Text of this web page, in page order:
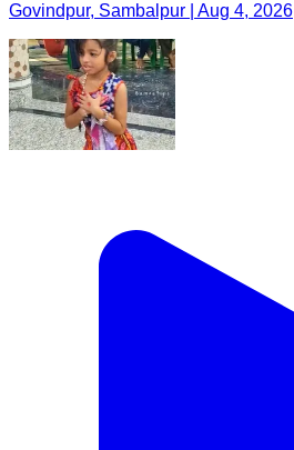
Govindpur, Sambalpur | Aug 4, 2026